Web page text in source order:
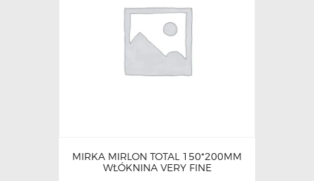
MIRKA MIRLON TOTAL 150*200MM
WŁÓKNINA VERY FINE